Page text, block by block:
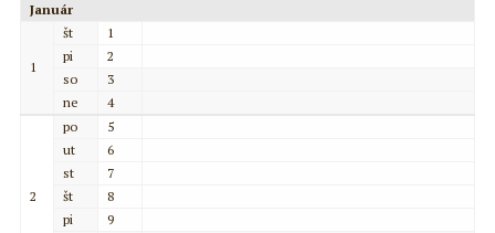
Január
1
št
1
pi
2
so
3
ne
4
2
po
5
ut
6
st
7
št
8
pi
9